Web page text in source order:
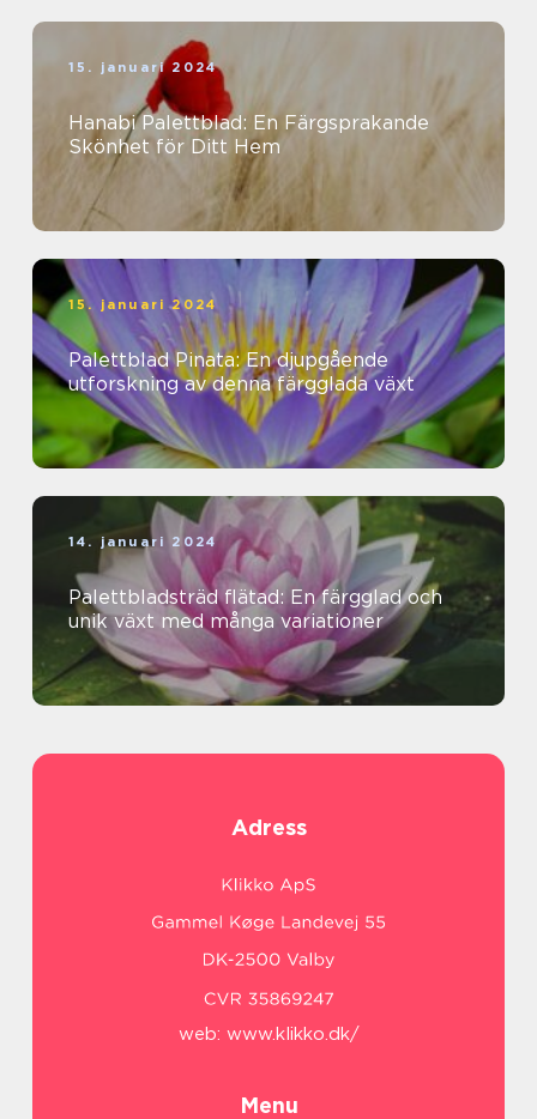
15. januari 2024
Hanabi Palettblad: En Färgsprakande
Skönhet för Ditt Hem
15. januari 2024
Palettblad Pinata: En djupgående
utforskning av denna färgglada växt
14. januari 2024
Palettbladsträd flätad: En färgglad och
unik växt med många variationer
Adress
web: www.klikko.dk/
Menu